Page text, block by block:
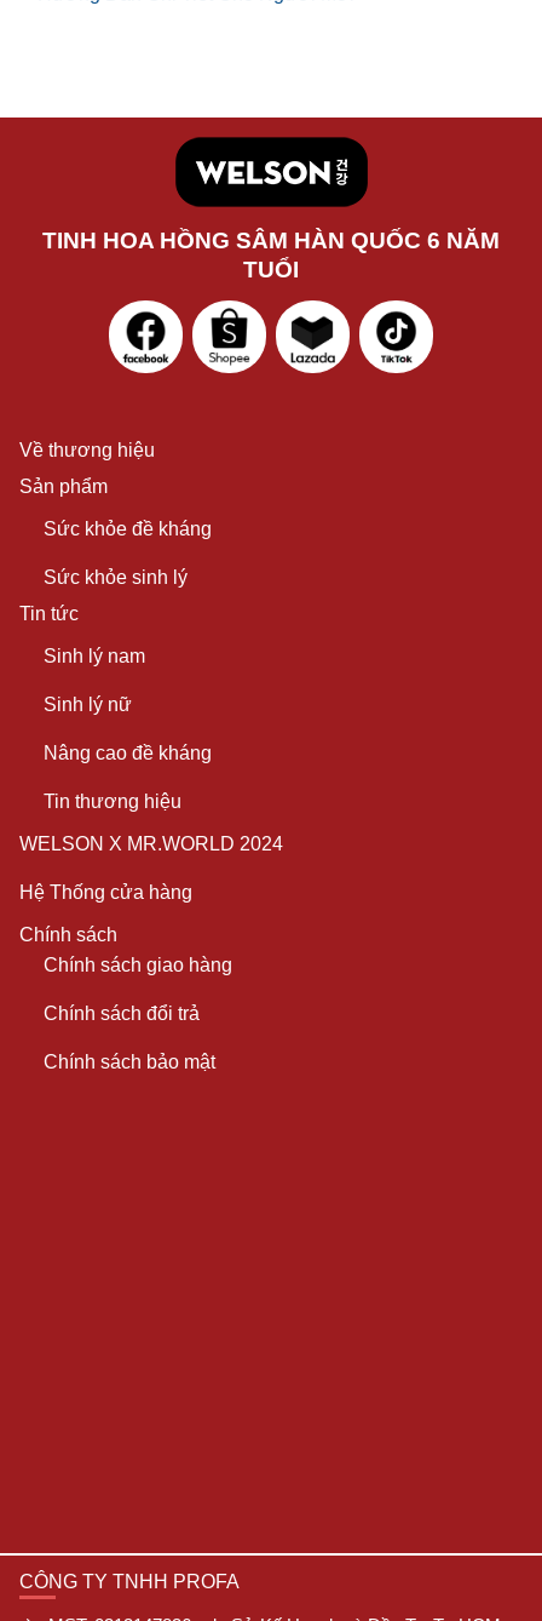
TINH HOA HỒNG SÂM HÀN QUỐC 6 NĂM
TUỔI
Về thương hiệu
Sản phẩm
Sức khỏe đề kháng
Sức khỏe sinh lý
Tin tức
Sinh lý nam
Sinh lý nữ
Nâng cao đề kháng
Tin thương hiệu
WELSON X MR.WORLD 2024
Hệ Thống cửa hàng
Chính sách
Chính sách giao hàng
Chính sách đổi trả
Chính sách bảo mật
CÔNG TY TNHH PROFA